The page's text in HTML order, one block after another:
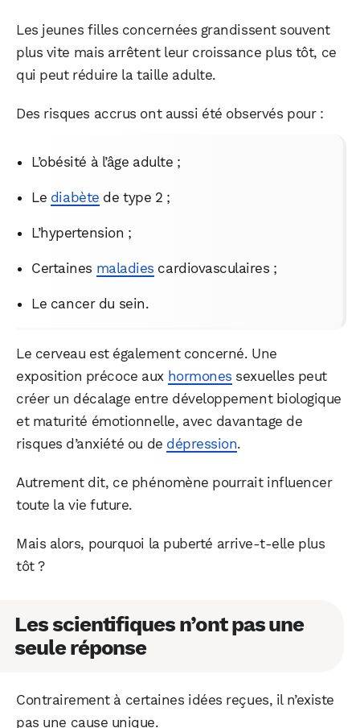
Les jeunes filles concernées grandissent souvent
plus vite mais arrêtent leur croissance plus tôt, ce
qui peut réduire la taille adulte.
Des risques accrus ont aussi été observés pour :
L’obésité à l’âge adulte ;
Le diabète de type 2 ;
L’hypertension ;
Certaines maladies cardiovasculaires ;
Le cancer du sein.
Le cerveau est également concerné. Une
exposition précoce aux hormones sexuelles peut
créer un décalage entre développement biologique
et maturité émotionnelle, avec davantage de
risques d’anxiété ou de dépression.
Autrement dit, ce phénomène pourrait influencer
toute la vie future.
Mais alors, pourquoi la puberté arrive-t-elle plus
tôt ?
Les scientifiques n’ont pas une
seule réponse
Contrairement à certaines idées reçues, il n’existe
pas une cause unique.